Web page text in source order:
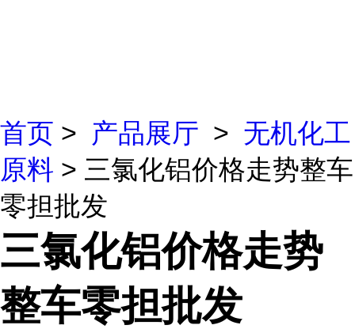
首页 > 产品展厅 > 无机化工
原料 > 三氯化铝价格走势整车
零担批发
三氯化铝价格走势
整车零担批发